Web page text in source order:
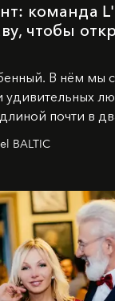
команда
чтобы
В нём мы
удивительных
почти в
каждому,
пожеланиями
.
BALTIC